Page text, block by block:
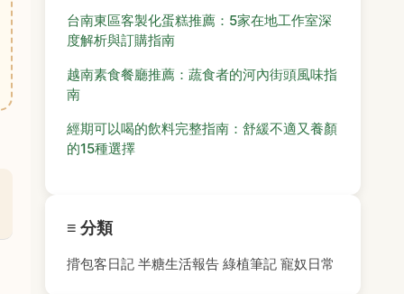
台南東區客製化蛋糕推薦：5家在地工作室深
度解析與訂購指南
越南素食餐廳推薦：蔬食者的河內街頭風味指
南
經期可以喝的飲料完整指南：舒緩不適又養顏
的15種選擇
≡ 分類
揹包客日記 半糖生活報告 綠植筆記 寵奴日常